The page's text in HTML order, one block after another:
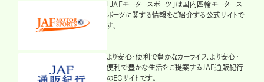
「JAFモータースポーツ」は国内四輪モータース
ポーツに関する情報をご紹介する公式サイトで
す。
より安心・便利で豊かなカーライフ、より安心・
便利で豊かな生活をご提案するJAF通販紀行
のECサイトです。